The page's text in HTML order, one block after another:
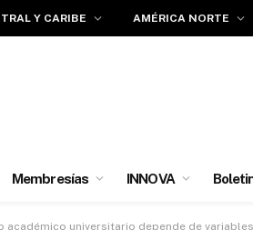
Y CARIBE AMÉRICA NORTE
Membresías INNOVA
académico universitario depende de